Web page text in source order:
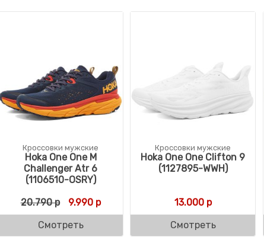
цена составляла 21.990 р.
цена: 9.990 р.
Кроссовки мужские
Hoka One One M
Challenger Atr 6
(1106510-OSRY)
20.790р Первоначальная цена составляла 20.790 р.
9.990рТекущая цена: 9.990 р.
Смотреть
Кроссовки мужские
Hoka One One Clifton 9
(1127895-WWH)
13.000р
Смотреть